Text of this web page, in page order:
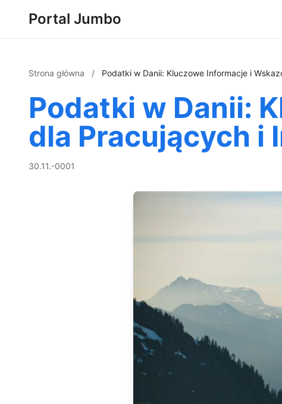
Portal Jumbo
Strona główna / Podatki w Danii: Kluczowe Informacje i
Podatki w Danii:
dla Pracujących i
30.11.-0001